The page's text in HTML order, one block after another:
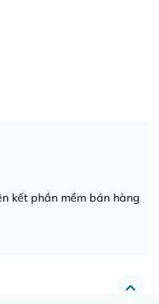
kết phần mềm bán hàng